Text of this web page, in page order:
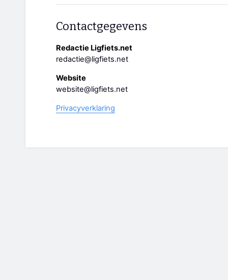
Contactgegevens
Redactie Ligfiets.net
redactie@ligfiets.net
Website
website@ligfiets.net
Privacyverklaring